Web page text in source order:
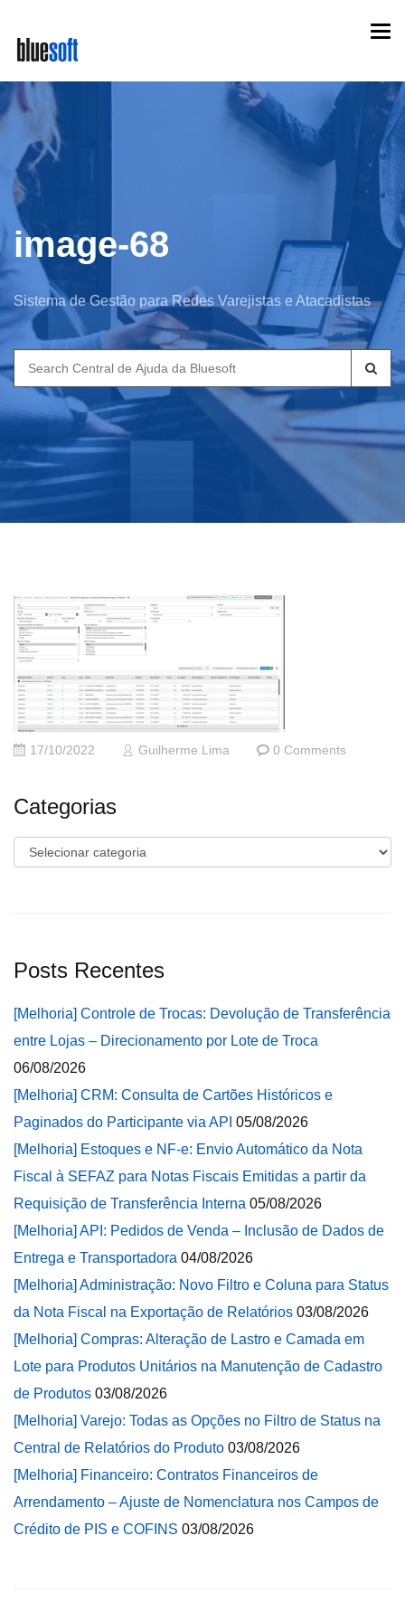
main
content
image-68
Sistema de Gestão para Redes Varejistas e Atacadistas
Search
for:
17/10/2022 Guilherme Lima 0 Comments
Categorias
Categorias
Posts Recentes
[Melhoria] Controle de Trocas: Devolução de Transferência
entre Lojas – Direcionamento por Lote de Troca
06/08/2026
[Melhoria] CRM: Consulta de Cartões Históricos e
Paginados do Participante via API 05/08/2026
[Melhoria] Estoques e NF-e: Envio Automático da Nota
Fiscal à SEFAZ para Notas Fiscais Emitidas a partir da
Requisição de Transferência Interna 05/08/2026
[Melhoria] API: Pedidos de Venda – Inclusão de Dados de
Entrega e Transportadora 04/08/2026
[Melhoria] Administração: Novo Filtro e Coluna para Status
da Nota Fiscal na Exportação de Relatórios 03/08/2026
[Melhoria] Compras: Alteração de Lastro e Camada em
Lote para Produtos Unitários na Manutenção de Cadastro
de Produtos 03/08/2026
[Melhoria] Varejo: Todas as Opções no Filtro de Status na
Central de Relatórios do Produto 03/08/2026
[Melhoria] Financeiro: Contratos Financeiros de
Arrendamento – Ajuste de Nomenclatura nos Campos de
Crédito de PIS e COFINS 03/08/2026